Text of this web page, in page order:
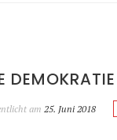
am 25. Juni 2018